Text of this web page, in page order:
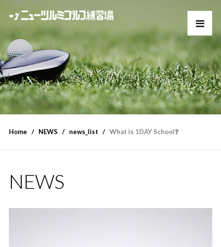
Home NEWS news_list What is 1DAY School❓
NEWS